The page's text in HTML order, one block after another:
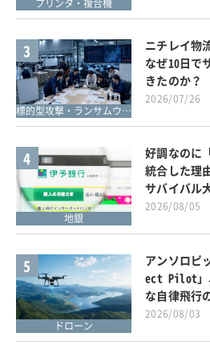
プリンタ・複合機
3
標的型攻撃・ランサムウェア対策
ニチレイ物
なぜ10日で
きたのか？
2026/07/26
4
地銀
好調なのに
統合した理
サバイバル
2026/08/05
5
ドローン
アンソロピ
ect Pilot」
な自律飛行
2026/08/03